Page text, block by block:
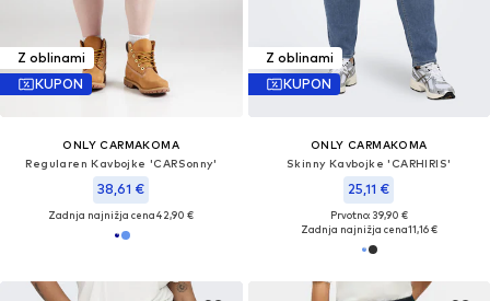
Z oblinami
KUPON
ONLY CARMAKOMA
Regularen Kavbojke 'CARSonny'
38,61 €
Zadnja najnižja cena42,90 €
Z oblinami
KUPON
ONLY CARMAKOMA
Skinny Kavbojke 'CARHIRIS'
25,11 €
Prvotno: 39,90 €
Zadnja najnižja cena11,16 €